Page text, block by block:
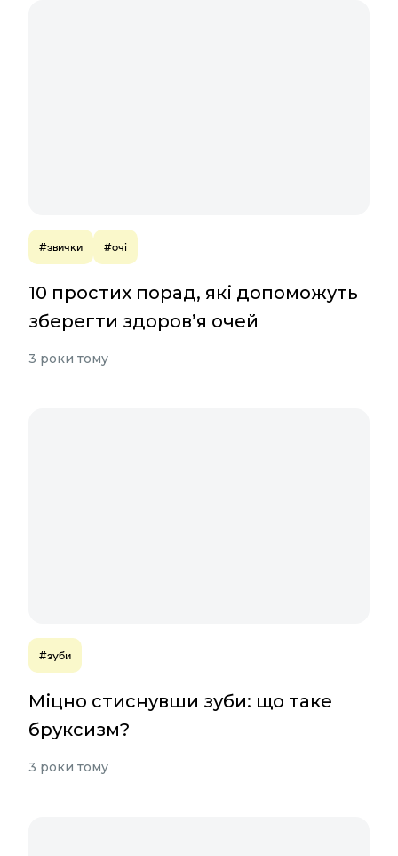
#звички #очі
10 простих порад, які допоможуть
зберегти здоров’я очей
3 роки тому
#зуби
Міцно стиснувши зуби: що таке
бруксизм?
3 роки тому